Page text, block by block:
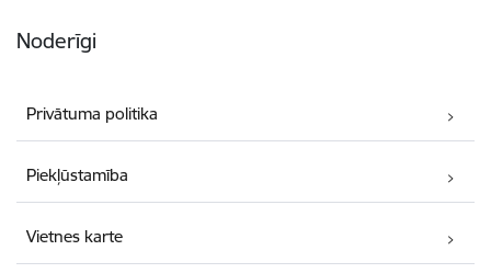
Noderīgi
Privātuma politika
Piekļūstamība
Vietnes karte